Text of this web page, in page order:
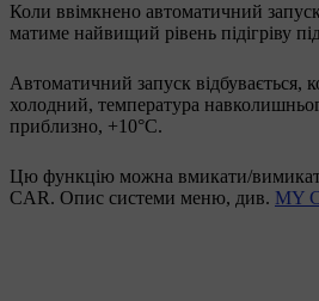
Коли ввімкнено автоматичний
матиме найвищий рівень підігріву
Автоматичний запуск відбувається,
холодний, температура
приблизно, +10°C.
Цю функцію можна вмикати/
CAR. Опис системи меню, див. MY